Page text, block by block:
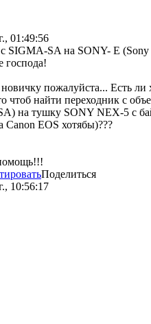
01:49:56
SIGMA-SA на SONY- E
господа!
пожалуйста... Есть ли
чтоб найти переходник с
на тушку SONY NEX-5 с
Canon EOS хотябы)???
Поделиться
10:56:17